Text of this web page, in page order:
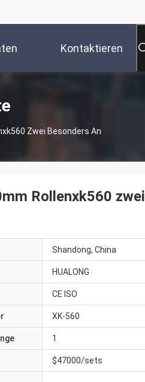
Kontaktieren
Zwei Besonders An
Rollenxk560 zwei
Shandong, China
HUALONG
CE ISO
XK-560
1
$47000/sets